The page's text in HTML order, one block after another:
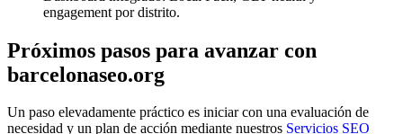
engagement por distrito.
Próximos pasos para avanzar con
barcelonaseo.org
Un paso elevadamente práctico es iniciar con una evaluación de
necesidad y un plan de acción mediante nuestros Servicios SEO